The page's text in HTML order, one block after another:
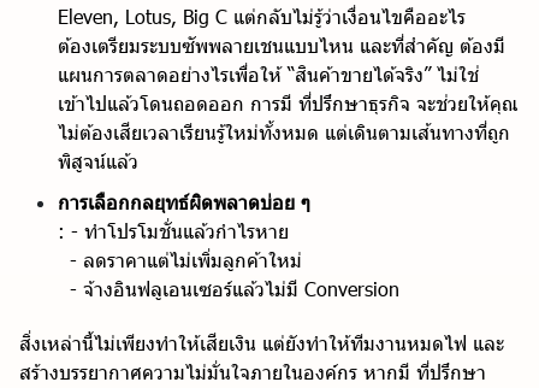
Eleven, Lotus, Big C แต่กลับไม่รู้ว่าเงื่อนไขคืออะไร
ต้องเตรียมระบบซัพพลายเชนแบบไหน และที่สำคัญ ต้องมี
แผนการตลาดอย่างไรเพื่อให้ “สินค้าขายได้จริง” ไม่ใช่
เข้าไปแล้วโดนถอดออก การมี ที่ปรึกษาธุรกิจ จะช่วยให้คุณ
ไม่ต้องเสียเวลาเรียนรู้ใหม่ทั้งหมด แต่เดินตามเส้นทางที่ถูก
พิสูจน์แล้ว
การเลือกกลยุทธ์ผิดพลาดบ่อย ๆ
: - ทำโปรโมชั่นแล้วกำไรหาย
- ลดราคาแต่ไม่เพิ่มลูกค้าใหม่
- จ้างอินฟลูเอนเซอร์แล้วไม่มี Conversion
สิ่งเหล่านี้ไม่เพียงทำให้เสียเงิน แต่ยังทำให้ทีมงานหมดไฟ และ
สร้างบรรยากาศความไม่มั่นใจภายในองค์กร หากมี ที่ปรึกษา